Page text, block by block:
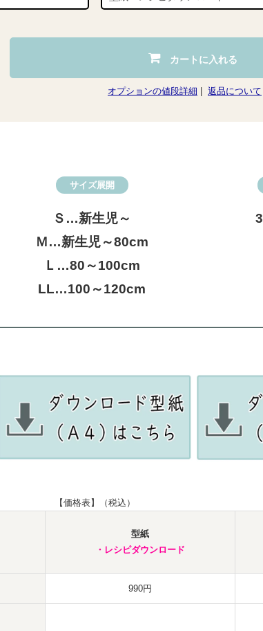
カートに入れる
オプションの値段詳細 返品について
サイズ展開
Ｓ…新生児～
Ｍ…新生児～80cm
Ｌ…80～100cm
LL…100～120cm
3
【価格表】（税込）
型紙
・レシピダウンロード
990円